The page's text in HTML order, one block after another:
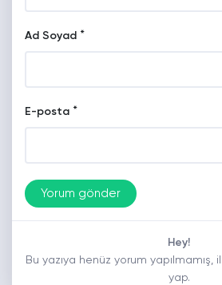
Ad Soyad *
E-posta *
Hey!
Bu yazıya henüz yorum
yap.